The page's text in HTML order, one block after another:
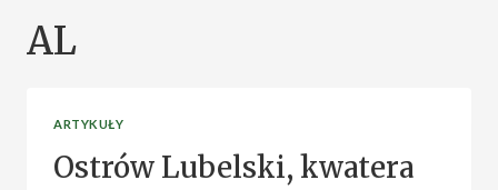
AL
ARTYKUŁY
Ostrów Lubelski, kwatera